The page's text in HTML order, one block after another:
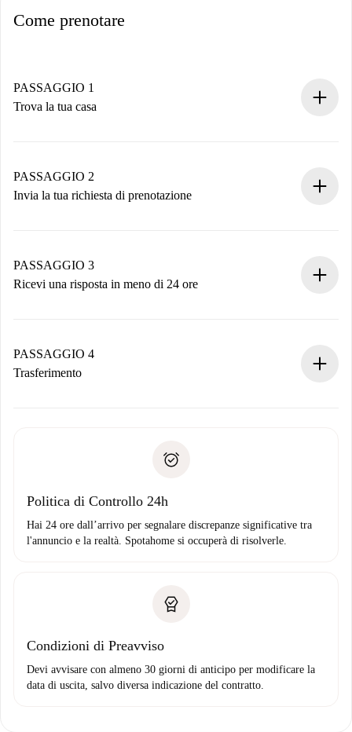
Come prenotare
PASSAGGIO 1
Trova la tua casa
Hai tutte le informazioni necessarie in anticipo.
PASSAGGIO 2
Invia la tua richiesta di prenotazione
non accetta.
PASSAGGIO 3
Ricevi una risposta in meno di 24 ore
contatto con il proprietario.
Se rifiutata: non ti addebiteremo nulla e ti proporremo
Domiciliazione del pagamento
PASSAGGIO 4
Trasferimento
solo se non segnali problemi.
Politica di Controllo 24h
Hai 24 ore dall’arrivo per segnalare discrepanze significative tra
l'annuncio e la realtà. Spotahome si occuperà di risolverle.
Condizioni di Preavviso
Devi avvisare con almeno 30 giorni di anticipo per modificare la
data di uscita, salvo diversa indicazione del contratto.